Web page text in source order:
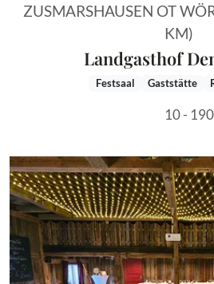
ZUSMARSHAUSEN OT
KM)
Landgasthof
Festsaal Gaststätte
10 - 190